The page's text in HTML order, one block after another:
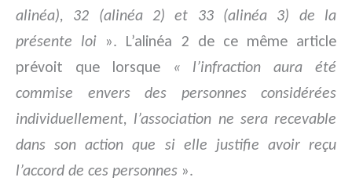
alinéa), 32 (alinéa 2) et 33 (alinéa 3) de la
présente loi ». L’alinéa 2 de ce même article
prévoit que lorsque
« l’infraction aura été
commise envers des personnes considérées
individuellement, l’association ne sera recevable
dans son action que si elle justifie avoir reçu
l’accord de ces personnes ».